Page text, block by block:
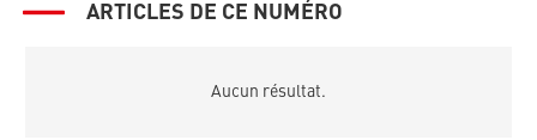
ARTICLES DE CE NUMÉRO
Aucun résultat.